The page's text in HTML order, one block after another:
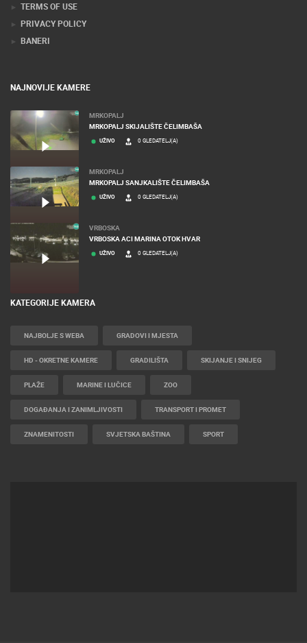
TERMS OF USE
PRIVACY POLICY
BANERI
NAJNOVIJE KAMERE
MRKOPALJ
MRKOPALJ SKIJALIŠTE ČELIMBAŠA
UŽIVO 0 GLEDATELJ(A)
MRKOPALJ
MRKOPALJ SANJKALIŠTE ČELIMBAŠA
UŽIVO 0 GLEDATELJ(A)
VRBOSKA
VRBOSKA ACI MARINA OTOK HVAR
UŽIVO 0 GLEDATELJ(A)
KATEGORIJE KAMERA
NAJBOLJE S WEBA GRADOVI I MJESTA
HD - OKRETNE KAMERE GRADILIŠTA SKIJANJE I SNIJEG
PLAŽE MARINE I LUČICE ZOO
DOGAĐANJA I ZANIMLJIVOSTI TRANSPORT I PROMET
ZNAMENITOSTI SVJETSKA BAŠTINA SPORT